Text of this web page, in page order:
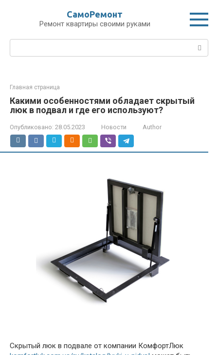
СамоРемонт
Ремонт квартиры своими руками
Поиск:
Главная страница
Какими особенностями обладает скрытый
люк в подвал и где его используют?
Опубликовано: 28.05.2023 Новости Author
Скрытый люк в подвале от компании КомфортЛюк